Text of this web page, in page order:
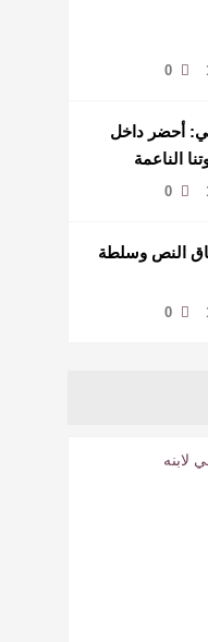
0
أحضر داخل
الناعمة
0
النص وسلطة
0